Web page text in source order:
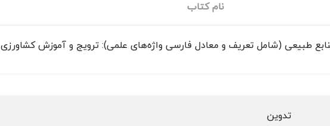
نام کتاب
طبیعی (شامل تعریف و معادل فارسی واژه‌های علمی): ترویج و آموزش کشاورزی
تدوین